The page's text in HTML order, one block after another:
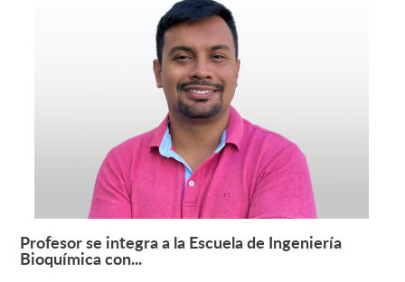
Leer más +
Profesor se integra a la Escuela de Ingeniería
Bioquímica con...